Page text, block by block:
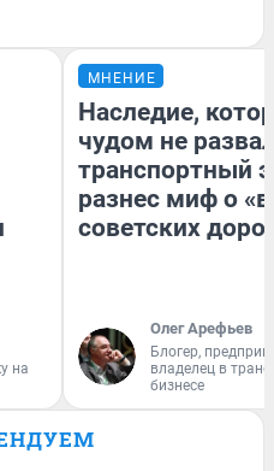
на
МНЕНИЕ
Наследие,
чудом не
транспортный
разнес миф о
советских
Олег Арефьев
Блогер,
владелец в
бизнесе